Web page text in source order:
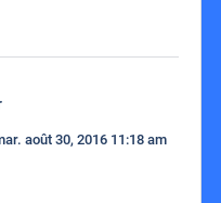
août 30, 2016 11:18 am